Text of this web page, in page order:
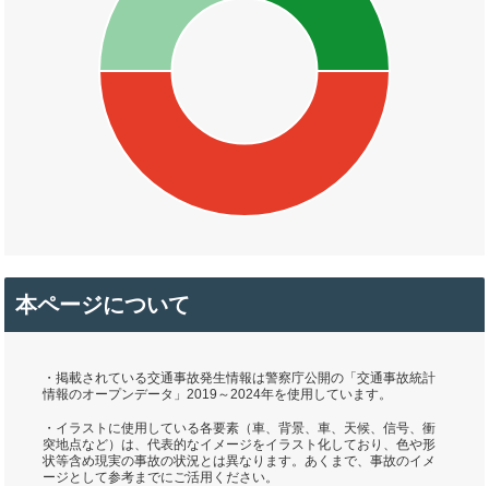
本ページについて
・掲載されている交通事故発生情報は警察庁公開の「交通事故統計
情報のオープンデータ」2019～2024年を使用しています。
・イラストに使用している各要素（車、背景、車、天候、信号、衝
突地点など）は、代表的なイメージをイラスト化しており、色や形
状等含め現実の事故の状況とは異なります。あくまで、事故のイメ
ージとして参考までにご活用ください。